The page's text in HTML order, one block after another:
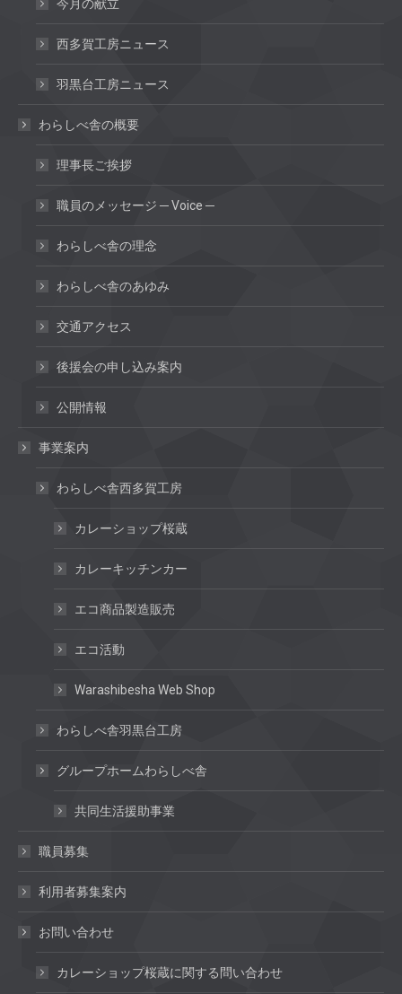
今月の献立
西多賀工房ニュース
羽黒台工房ニュース
わらしべ舎の概要
理事長ご挨拶
職員のメッセージ ─ Voice ─
わらしべ舎の理念
わらしべ舎のあゆみ
交通アクセス
後援会の申し込み案内
公開情報
事業案内
わらしべ舎西多賀工房
カレーショップ桜蔵
カレーキッチンカー
エコ商品製造販売
エコ活動
Warashibesha Web Shop
わらしべ舎羽黒台工房
グループホームわらしべ舎
共同生活援助事業
職員募集
利用者募集案内
お問い合わせ
カレーショップ桜蔵に関する問い合わせ